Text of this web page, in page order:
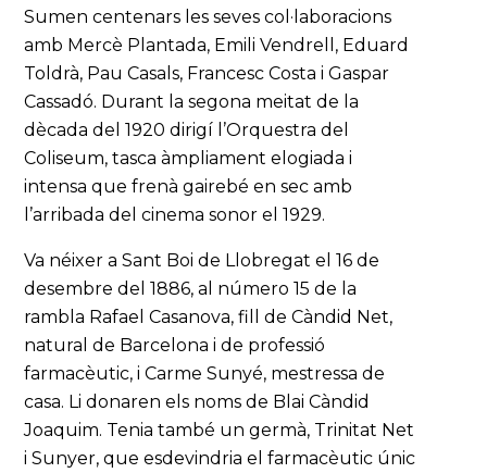
Sumen centenars les seves col·laboracions
amb Mercè Plantada, Emili Vendrell, Eduard
Toldrà, Pau Casals, Francesc Costa i Gaspar
Cassadó. Durant la segona meitat de la
dècada del 1920 dirigí l’Orquestra del
Coliseum, tasca àmpliament elogiada i
intensa que frenà gairebé en sec amb
l’arribada del cinema sonor el 1929.
Va néixer a Sant Boi de Llobregat el 16 de
desembre del 1886, al número 15 de la
rambla Rafael Casanova, fill de Càndid Net,
natural de Barcelona i de professió
farmacèutic, i Carme Sunyé, mestressa de
casa. Li donaren els noms de Blai Càndid
Joaquim. Tenia també un germà, Trinitat Net
i Sunyer, que esdevindria el farmacèutic únic